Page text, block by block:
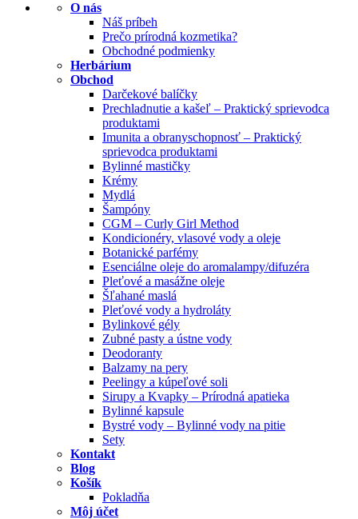
O nás
Náš príbeh
Prečo prírodná kozmetika?
Obchodné podmienky
Herbárium
Obchod
Darčekové balíčky
Prechladnutie a kašeľ – Praktický sprievodca
produktami
Imunita a obranyschopnosť – Praktický
sprievodca produktami
Bylinné mastičky
Krémy
Mydlá
Šampóny
CGM – Curly Girl Method
Kondicionéry, vlasové vody a oleje
Botanické parfémy
Esenciálne oleje do aromalampy/difuzéra
Pleťové a masážne oleje
Šľahané maslá
Pleťové vody a hydroláty
Bylinkové gély
Zubné pasty a ústne vody
Deodoranty
Balzamy na pery
Peelingy a kúpeľové soli
Sirupy a Kvapky – Prírodná apatieka
Bylinné kapsule
Bystré vody – Bylinné vody na pitie
Sety
Kontakt
Blog
Košík
Pokladňa
Môj účet